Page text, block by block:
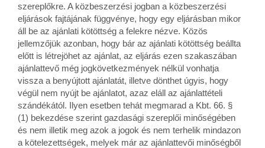
szereplőkre. A közbeszerzési jogban a közbeszerzési
eljárások fajtájának függvénye, hogy egy eljárásban mikor
áll be az ajánlati kötöttség a felekre nézve. Közös
jellemzőjük azonban, hogy bár az ajánlati kötöttség beállta
előtt is létrejöhet az ajánlat, az eljárás ezen szakaszában
ajánlattevő még jogkövetkezmények nélkül vonhatja
vissza a benyújtott ajánlatát, illetve dönthet úgyis, hogy
végül nem nyújt be ajánlatot, azaz eláll az ajánlattételi
szándékától. Ilyen esetben tehát megmarad a Kbt. 66. §
(1) bekezdése szerint gazdasági szereplői minőségében
és nem illetik meg azok a jogok és nem terhelik mindazon
a kötelezettségek, melyek már az ajánlattevői minőségből